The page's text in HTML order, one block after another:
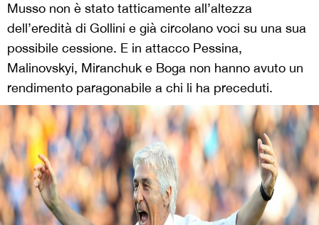
Musso non è stato tatticamente all’altezza
dell’eredità di Gollini e già circolano voci su una sua
possibile cessione. E in attacco Pessina,
Malinovskyi, Miranchuk e Boga non hanno avuto un
rendimento paragonabile a chi li ha preceduti.